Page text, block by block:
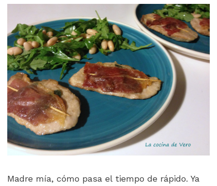
Madre mía, cómo pasa el tiempo de rápido. Ya